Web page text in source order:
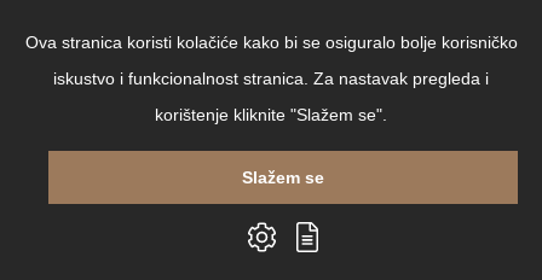
Copyright © 2026 Čitaj Knjigu
Ova stranica koristi kolačiće kako bi se osiguralo bolje korisničko
iskustvo i funkcionalnost stranica. Za nastavak pregleda i
korištenje kliknite "Slažem se".
Slažem se